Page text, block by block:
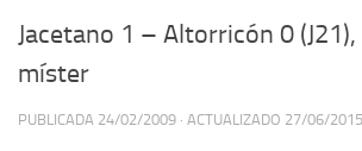
Jacetano 1 – Altorricón 0
míster
PUBLICADA 24/02/2009 · ACTUALIZADO 27/06/2015